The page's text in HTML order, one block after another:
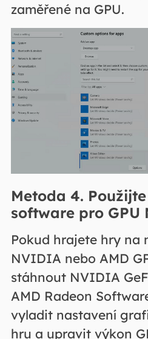
zaměřené na GPU.
Metoda 4.
software pro GPU
Pokud hrajete hry na
NVIDIA nebo AMD
stáhnout NVIDIA
AMD Radeon
vyladit nastavení
hru a upravit výkon